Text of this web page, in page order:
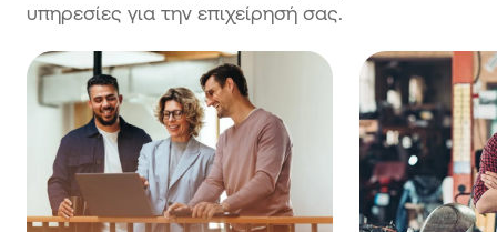
υπηρεσίες για την επιχείρησή σας.